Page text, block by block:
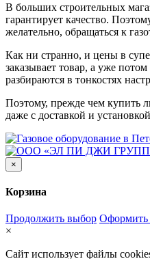
В больших строительных
гарантирует качество.
желательно, обращаться к
Как ни странно, и цены в
заказывает товар, а уже
разбираются в тонкостях
Поэтому, прежде чем купить
даже с доставкой и
×
Корзина
Продолжить выбор Оформить
×
Сайт использует файлы